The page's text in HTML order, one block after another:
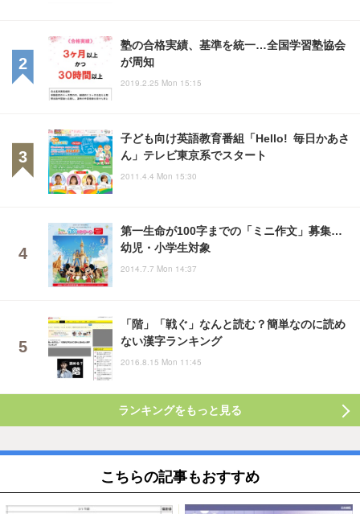
塾の合格実績、基準を統一…全国学習塾協会
が周知
2019.2.25 Mon 15:15
子ども向け英語教育番組「Hello! 毎日かあさ
ん」テレビ東京系でスタート
2011.4.4 Mon 15:30
第一生命が100字までの「ミニ作文」募集…
幼児・小学生対象
2014.7.7 Mon 14:37
「階」「戦ぐ」なんと読む？簡単なのに読め
ない漢字ランキング
2016.8.15 Mon 11:45
ランキングをもっと見る
こちらの記事もおすすめ